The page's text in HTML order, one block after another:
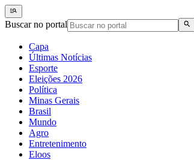
Buscar no portal
Capa
Últimas Notícias
Esporte
Eleições 2026
Política
Minas Gerais
Brasil
Mundo
Agro
Entretenimento
Eloos